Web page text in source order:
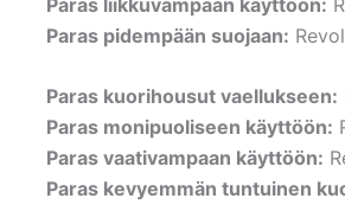
Paras pidempään suojaan:
Paras kuorihousut vaellukseen:
Paras monipuoliseen käyttöön:
Paras vaativampaan käyttöön:
Paras kevyemmän tuntuinen